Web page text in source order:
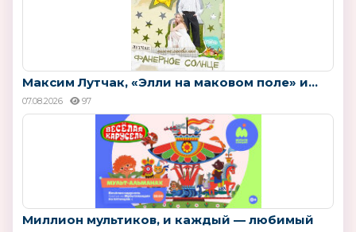
Максим Лутчак, «Элли на маковом поле» и...
07.08.2026 97
Миллион мультиков, и каждый — любимый